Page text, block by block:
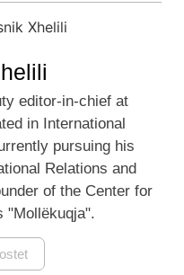
editor-in-chief at
in International
pursuing his
Relations and
of the Center for
"Mollëkuqja".